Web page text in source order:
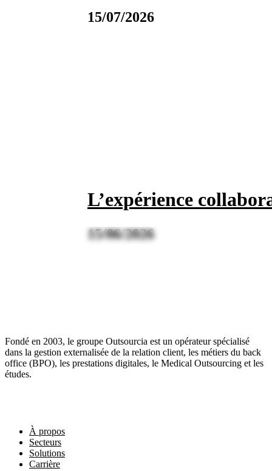
15/07/2026
L’expérience
15/06/2026
Fondé en 2003, le groupe Outsourcia est un opérateur spécialisé
dans la gestion externalisée de la relation client, les métiers du back
office (BPO), les prestations digitales, le Medical Outsourcing et les
études.
À propos
Secteurs
Solutions
Carrière